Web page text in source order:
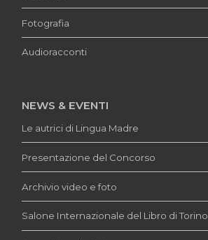
Fotografia
Audioracconti
NEWS & EVENTI
Le autrici di Lingua Madre
Presentazione del Concorso
Archivio video e foto
Salone Internazionale del Libro di Torino